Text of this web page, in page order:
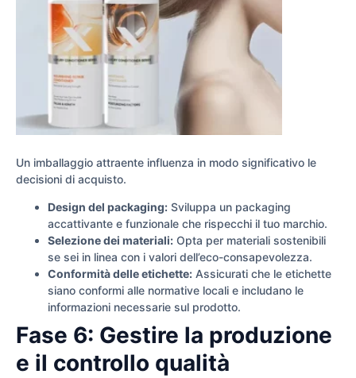
Un imballaggio attraente influenza in modo significativo le
decisioni di acquisto.
Design del packaging: Sviluppa un packaging
accattivante e funzionale che rispecchi il tuo marchio.
Selezione dei materiali: Opta per materiali sostenibili
se sei in linea con i valori dell’eco-consapevolezza.
Conformità delle etichette: Assicurati che le etichette
siano conformi alle normative locali e includano le
informazioni necessarie sul prodotto.
Fase 6: Gestire la produzione
e il controllo qualità